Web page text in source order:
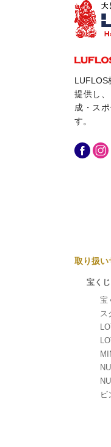
LUFLOS
提供し
成・ス
す。
取り扱い
宝くじ
宝
ス
ビ